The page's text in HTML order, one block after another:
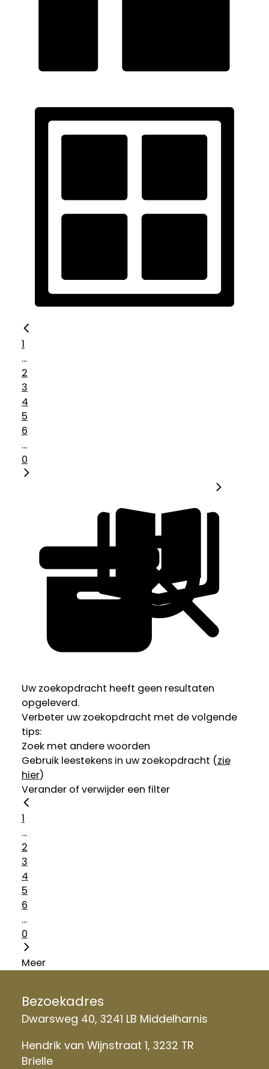
1
...
2
3
4
5
6
...
0
Uw zoekopdracht heeft geen resultaten
opgeleverd.
Verbeter uw zoekopdracht met de volgende
tips:
Zoek met andere woorden
Gebruik leestekens in uw zoekopdracht (zie
hier)
Verander of verwijder een filter
1
...
2
3
4
5
6
...
0
Meer
Bezoekadres
Dwarsweg 40, 3241 LB Middelharnis
Hendrik van Wijnstraat 1, 3232 TR
Brielle